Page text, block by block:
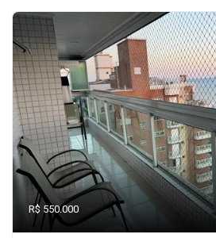
R$ 550.000